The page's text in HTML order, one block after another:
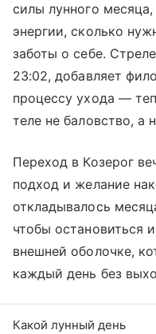
силы лунного
энергии, сколько
заботы о себе.
23:02, добавляет
процессу ухода —
теле не баловство, а
Переход в Козерог
подход и желание
откладывалось
чтобы остановиться
внешней оболочке,
каждый день без
Какой лунный день